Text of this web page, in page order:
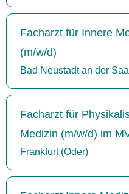
Facharzt für Innere
(m/w/d)
Bad Neustadt an der
Facharzt für
Medizin (m/w/d) im
Frankfurt (Oder)